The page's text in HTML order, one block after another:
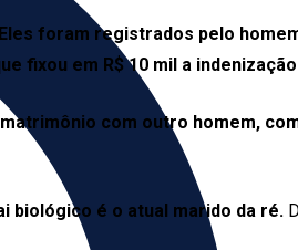
Eles foram registrados pelo
fixou em R$ 10 mil a
com outro homem,
biológico é o atual marido da ré.